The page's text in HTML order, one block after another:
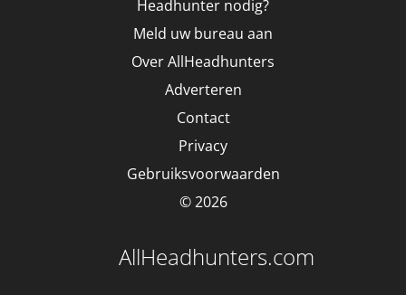
Headhunter nodig?
Meld uw bureau aan
Over AllHeadhunters
Adverteren
Contact
Privacy
Gebruiksvoorwaarden
© 2026
AllHeadhunters.com